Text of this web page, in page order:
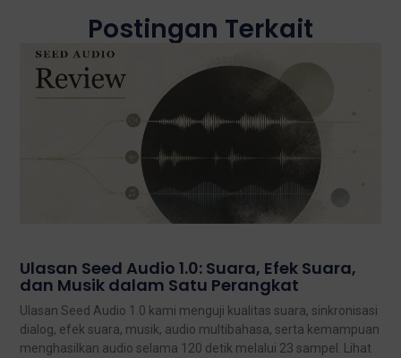
Postingan Terkait
Ulasan Seed Audio 1.0: Suara, Efek Suara,
dan Musik dalam Satu Perangkat
Ulasan Seed Audio 1.0 kami menguji kualitas suara, sinkronisasi
dialog, efek suara, musik, audio multibahasa, serta kemampuan
menghasilkan audio selama 120 detik melalui 23 sampel. Lihat